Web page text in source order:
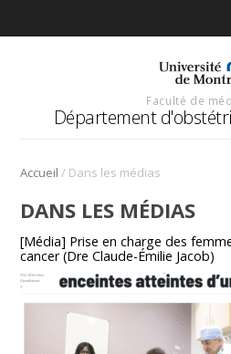
Faculté de
Département
Accueil / Dans les médias
DANS LES MÉDIAS
[Média] Prise en charge des
cancer (Dre Claude-Émilie Jacob)